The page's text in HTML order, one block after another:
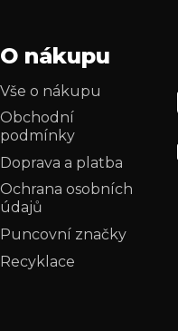
O nákupu
Vše o nákupu
Obchodní
podmínky
Doprava a platba
Ochrana osobních
údajů
Puncovní značky
Recyklace